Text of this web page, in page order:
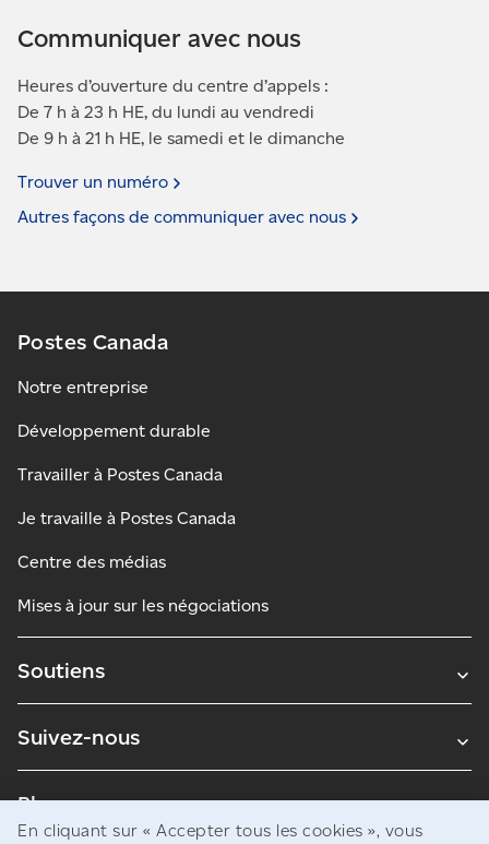
Communiquer avec nous
Heures d’ouverture du centre d’appels :
De 7 h à 23 h HE, du lundi au vendredi
De 9 h à 21 h HE, le samedi et le dimanche
Trouver un numéro
Autres façons de communiquer avec nous
Postes Canada
Notre entreprise
Développement durable
Travailler à Postes Canada
Je travaille à Postes Canada
Centre des médias
Mises à jour sur les négociations
Soutiens
Suivez-nous
Blogues
En cliquant sur « Accepter tous les cookies », vous